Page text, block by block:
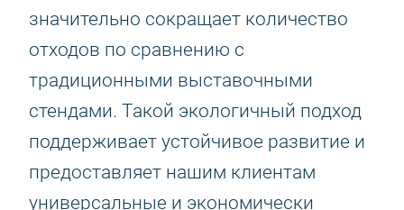
значительно сокращает количество
отходов по сравнению с
традиционными выставочными
стендами. Такой экологичный подход
поддерживает устойчивое развитие и
предоставляет нашим клиентам
универсальные и экономически